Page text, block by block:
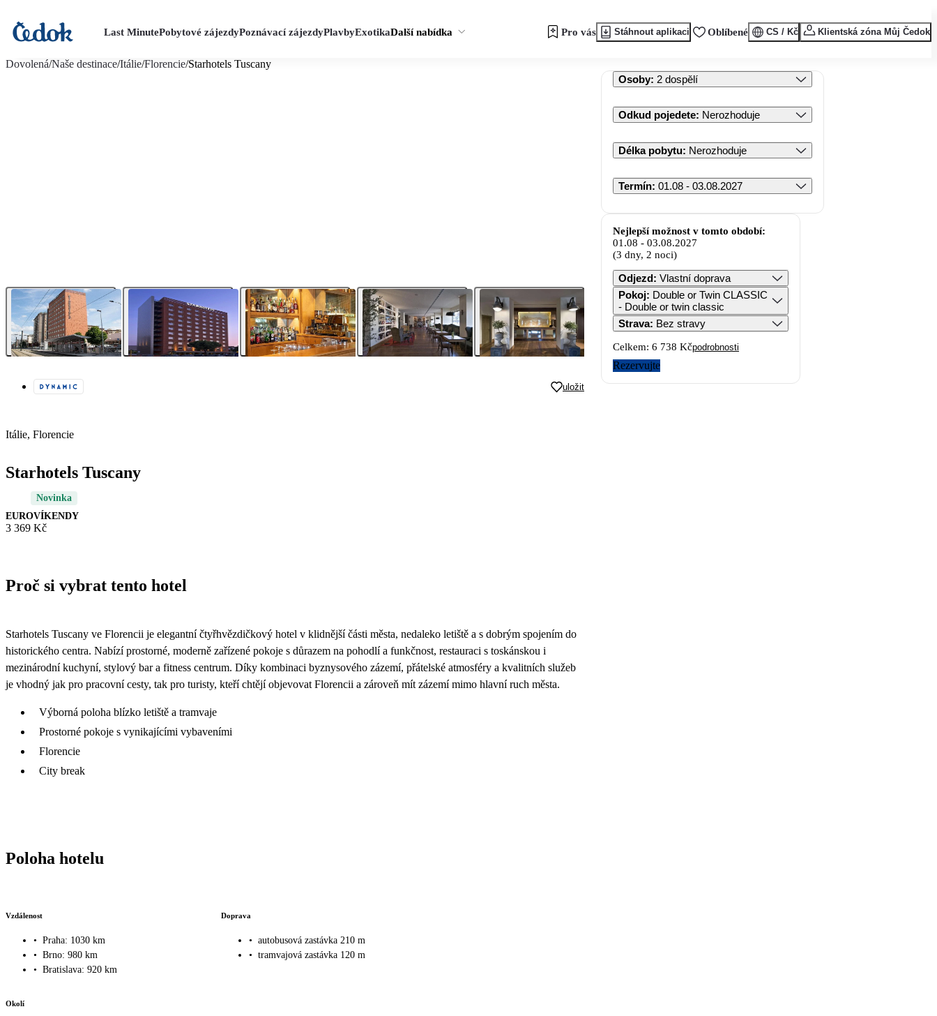
Last MinutePobytové zájezdyPoznávací zájezdyPlavbyExotikaDalší nabídka Pro vás Stáhnout aplikaci Oblíbené CS / Kč Klientská zóna Můj Čedok
Dovolená/Naše destinace/Itálie/Florencie/Starhotels Tuscany
uložit
Itálie, Florencie
Starhotels Tuscany
Novinka
EUROVÍKENDY
3 369 Kč
Proč si vybrat tento hotel
Starhotels Tuscany ve Florencii je elegantní čtyřhvězdičkový hotel v klidnější části města, nedaleko letiště a s dobrým spojením do
historického centra. Nabízí prostorné, moderně zařízené pokoje s důrazem na pohodlí a funkčnost, restauraci s toskánskou i
mezinárodní kuchyní, stylový bar a fitness centrum. Díky kombinaci byznysového zázemí, přátelské atmosféry a kvalitních služeb
je vhodný jak pro pracovní cesty, tak pro turisty, kteří chtějí objevovat Florencii a zároveň mít zázemí mimo hlavní ruch města.
Výborná poloha blízko letiště a tramvaje
Prostorné pokoje s vynikajícími vybaveními
Florencie
City break
Poloha hotelu
Vzdálenost
• Praha: 1030 km
• Brno: 980 km
• Bratislava: 920 km
Doprava
• autobusová zastávka 210 m
• tramvajová zastávka 120 m
Okolí
Osoby: 2 dospělí
Odkud pojedete: Nerozhoduje
Délka pobytu: Nerozhoduje
Termín: 01.08 - 03.08.2027
Nejlepší možnost v tomto období:
01.08 - 03.08.2027
(3 dny, 2 noci)
Odjezd: Vlastní doprava
Pokoj: Double or Twin CLASSIC
- Double or twin classic
Strava: Bez stravy
Celkem: 6 738 Kčpodrobnosti
Rezervujte